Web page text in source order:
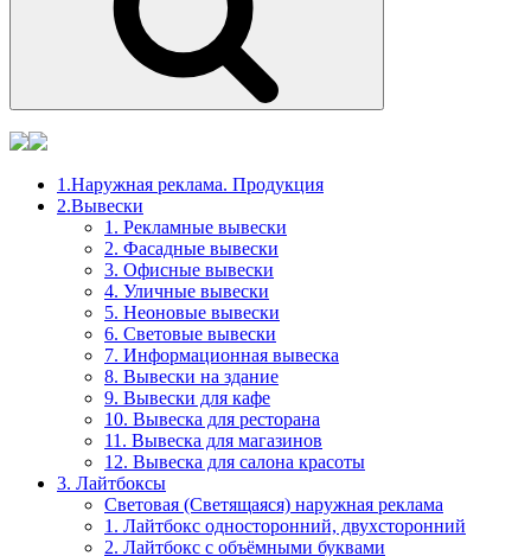
Поиск
1.Наружная реклама. Продукция
2.Вывески
1. Рекламные вывески
2. Фасадные вывески
3. Офисные вывески
4. Уличные вывески
5. Неоновые вывески
6. Световые вывески
7. Информационная вывеска
8. Вывески на здание
9. Вывески для кафе
10. Вывеска для ресторана
11. Вывеска для магазинов
12. Вывеска для салона красоты
3. Лайтбоксы
Световая (Светящаяся) наружная реклама
1. Лайтбокс односторонний, двухсторонний
2. Лайтбокс с объёмными буквами